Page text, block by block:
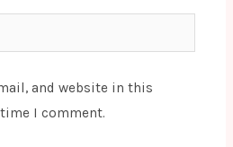
and website in this
I comment.